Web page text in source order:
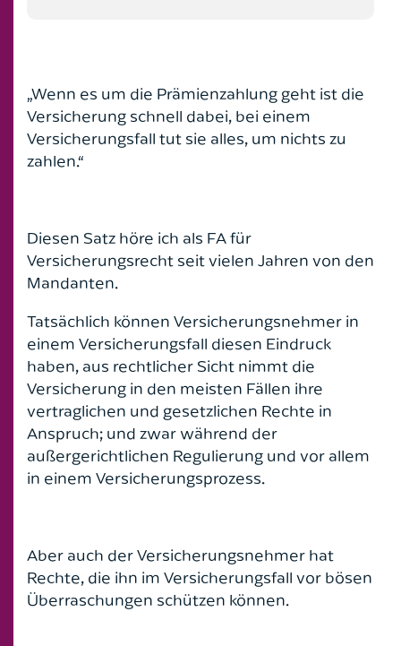
„Wenn es um die Prämienzahlung geht ist die
Versicherung schnell dabei, bei einem
Versicherungsfall tut sie alles, um nichts zu
zahlen.“
Diesen Satz höre ich als FA für
Versicherungsrecht seit vielen Jahren von den
Mandanten.
Tatsächlich können Versicherungsnehmer in
einem Versicherungsfall diesen Eindruck
haben, aus rechtlicher Sicht nimmt die
Versicherung in den meisten Fällen ihre
vertraglichen und gesetzlichen Rechte in
Anspruch; und zwar während der
außergerichtlichen Regulierung und vor allem
in einem Versicherungsprozess.
Aber auch der Versicherungsnehmer hat
Rechte, die ihn im Versicherungsfall vor bösen
Überraschungen schützen können.